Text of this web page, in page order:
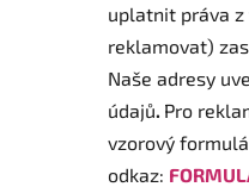
uplatnit práva z
reklamovat)
Naše adresy
údajů. Pro
vzorový
odkaz: